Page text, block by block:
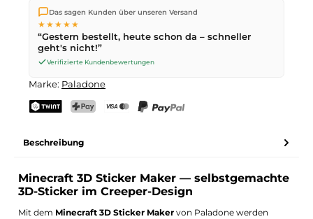
Wir versenden direkt aus unserem Lager in Kriens. Ab
ist die Lieferung kostenlos. Bestellungen bis
werden noch am selben Tag versendet – Zustellung am
nächsten Werktagmit der Schweizerischen Post.
Samstagszustellung am
bisFreitag, 17 Uhr.
Das sagen Kunden über unseren Versand
★★★★★
“Gestern bestellt, heute schon da – schneller
geht's nicht!”
Verifizierte Kundenbewertungen
Marke: Paladone
Beschreibung
Minecraft 3D Sticker Maker — selbstgemachte
3D-Sticker im Creeper-Design
Mit dem Minecraft 3D Sticker Maker von Paladone werden